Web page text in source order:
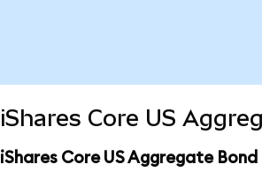
iShares Core US
iShares Core US Aggregate